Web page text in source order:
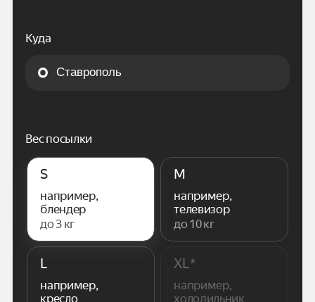
Куда
Вес посылки
S
например,
блендер
до 3 кг
M
например,
телевизор
до 10 кг
L
например,
кресло
XL*
например,
холодильник